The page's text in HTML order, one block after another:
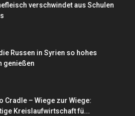
verschwindet aus Schulen
Russen in Syrien so hohes
genießen
Cradle – Wiege zur Wiege:
Kreislaufwirtschaft fü...